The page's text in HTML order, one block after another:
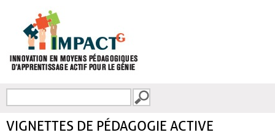
FORMULAIRE DE
VIGNETTES DE PÉDAGOGIE ACTIVE